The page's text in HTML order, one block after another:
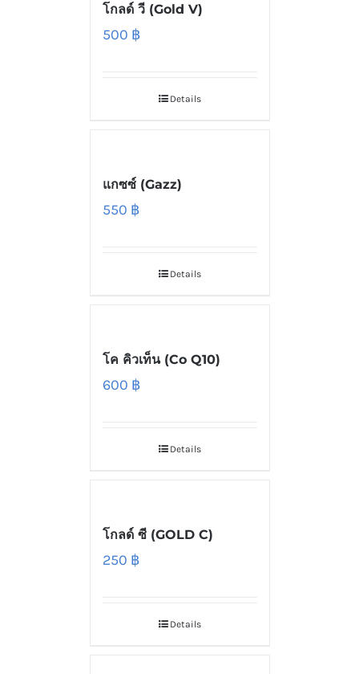
โกลด์ วี (Gold V)
500 ฿
Details
แกซซ์ (Gazz)
550 ฿
Details
โค คิวเท็น (Co Q10)
600 ฿
Details
โกลด์ ซี (GOLD C)
250 ฿
Details